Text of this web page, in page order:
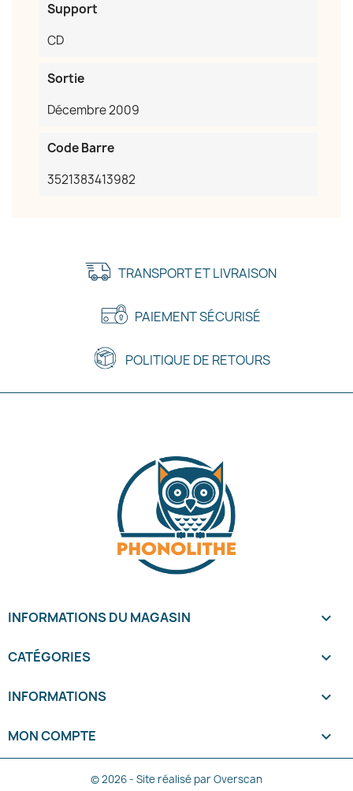
Support
CD
Sortie
Décembre 2009
Code Barre
3521383413982
TRANSPORT ET LIVRAISON
PAIEMENT SÉCURISÉ
POLITIQUE DE RETOURS
INFORMATIONS DU MAGASIN keyboard_arrow_down
CATÉGORIES 
INFORMATIONS 
MON COMPTE 
© 2026 - Site réalisé par Overscan